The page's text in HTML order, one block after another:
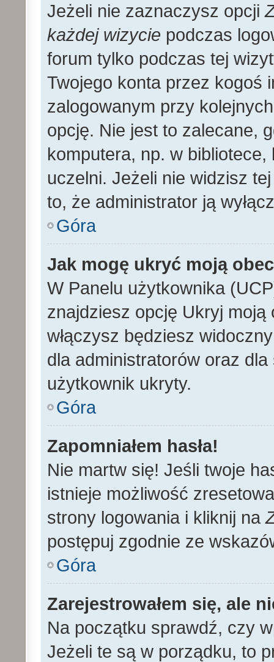
Jeżeli nie zaznaczysz opcji
każdej wizycie podczas
forum tylko podczas tej
Twojego konta przez kogoś
zalogowanym przy
opcję. Nie jest to zalecane,
komputera, np. w
uczelni. Jeżeli nie widzisz
to, że administrator ją
Góra
Jak mogę ukryć moją
W Panelu użytkownika
znajdziesz opcję Ukryj
włączysz będziesz
dla administratorów oraz
użytkownik ukryty.
Góra
Zapomniałem hasła!
Nie martw się! Jeśli twoje
istnieje możliwość
strony logowania i kliknij na
postępuj zgodnie ze
Góra
Zarejestrowałem się, ale
Na początku sprawdź, czy
Jeżeli te są w porządku, to